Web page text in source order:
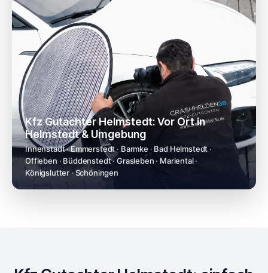
Kfz Gutachter Helmstedt: Vor Ort in
Helmstedt & Umgebung
Innenstadt · Emmerstedt · Barmke · Bad Helmstedt ·
Offleben · Büddenstedt · Grasleben · Mariental ·
Königslutter · Schöningen